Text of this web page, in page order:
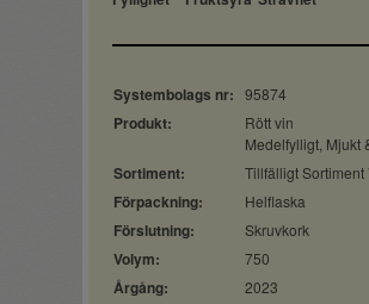
Systembolags nr: 95874
Produkt:
Rött vin
Medelfylligt, Mjukt
Sortiment: Tillfälligt Sortiment
Förpackning: Helflaska
Förslutning: Skruvkork
Volym: 750
Årgång: 2023